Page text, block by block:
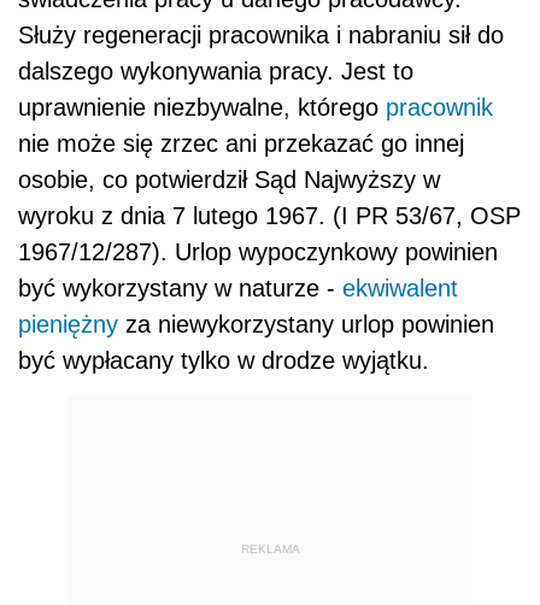
Służy regeneracji pracownika i nabraniu sił do
dalszego wykonywania pracy. Jest to
uprawnienie niezbywalne, którego pracownik
nie może się zrzec ani przekazać go innej
osobie, co potwierdził Sąd Najwyższy w
wyroku z dnia 7 lutego 1967. (I PR 53/67, OSP
1967/12/287). Urlop wypoczynkowy powinien
być wykorzystany w naturze - ekwiwalent
pieniężny za niewykorzystany urlop powinien
być wypłacany tylko w drodze wyjątku.
REKLAMA